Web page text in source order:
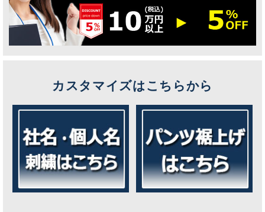
カスタマイズはこちらから